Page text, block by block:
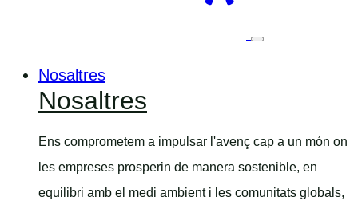
Seleccioneu
Nosaltres
Nosaltres
Ens comprometem a impulsar l'avenç cap a un món on
les empreses prosperin de manera sostenible, en
equilibri amb el medi ambient i les comunitats globals,